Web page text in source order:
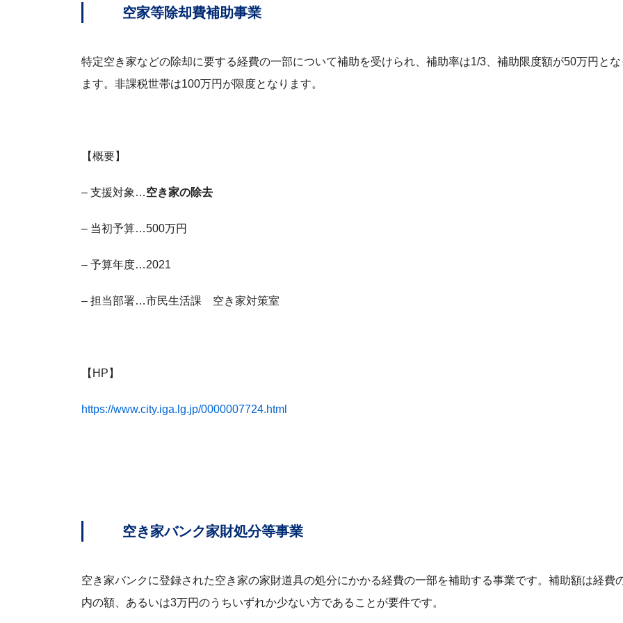
空家等除却費補助事業
特定空き家などの除却に要する経費の一部について補助を受けられ、補助率は1/3、補助限度額が50万円と
ます。非課税世帯は100万円が限度となります。
【概要】
– 支援対象…空き家の除去
– 当初予算…500万円
– 予算年度…2021
– 担当部署…市民生活課 空き家対策室
【HP】
https://www.city.iga.lg.jp/0000007724.html
空き家バンク家財処分等事業
空き家バンクに登録された空き家の家財道具の処分にかかる経費の一部を補助する事業です。補助額は経費
内の額、あるいは3万円のうちいずれか少ない方であることが要件です。